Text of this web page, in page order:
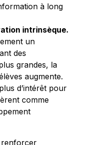
à long
intrinsèque.
un
des
grandes, la
augmente.
d’intérêt pour
comme
renforcer